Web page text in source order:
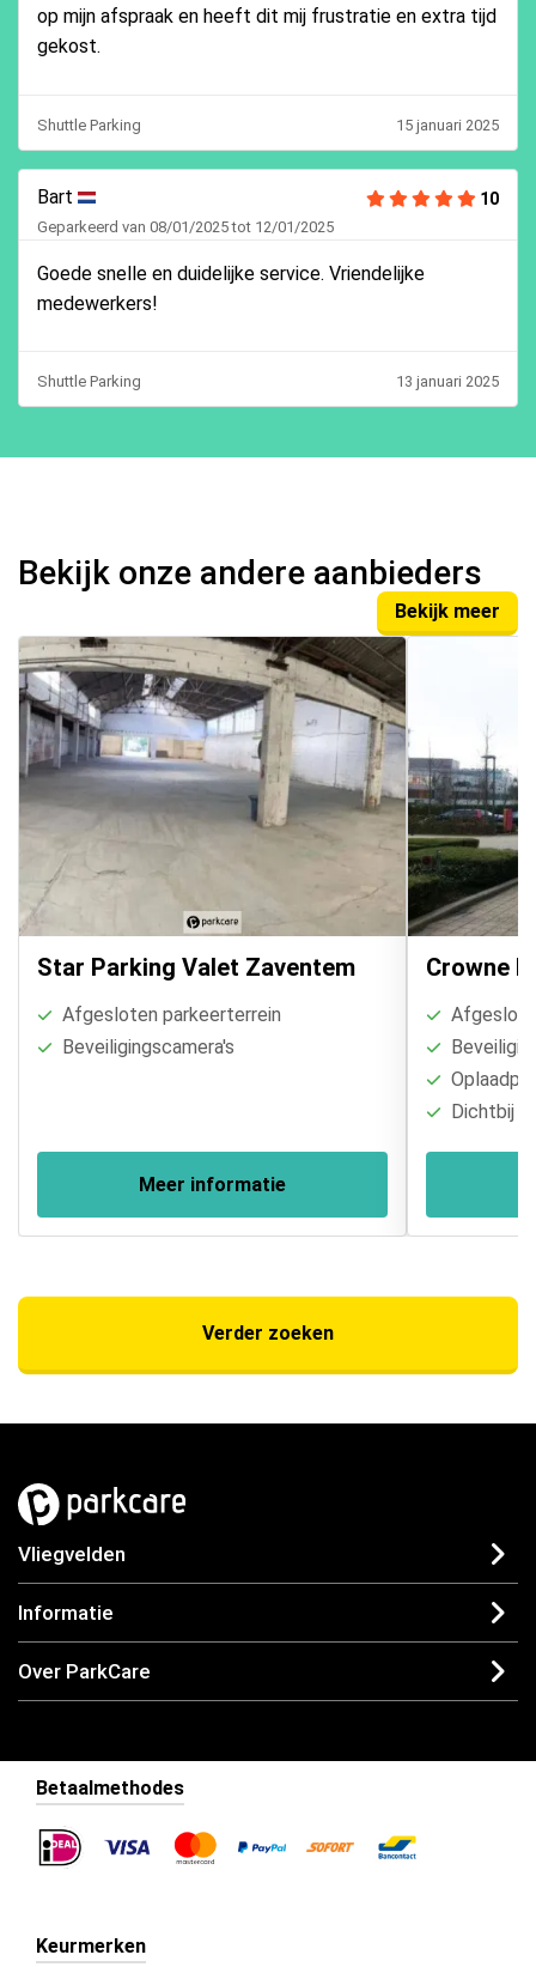
op mijn afspraak en heeft dit mij frustratie en extra tijd
gekost.
Shuttle Parking 15 januari 2025
Bart 10
Geparkeerd van 08/01/2025 tot 12/01/2025
Goede snelle en duidelijke service. Vriendelijke
medewerkers!
Shuttle Parking 13 januari 2025
Bekijk onze andere aanbieders
Bekijk meer
Star Parking Valet Zaventem
Afgesloten parkeerterrein
Beveiligingscamera's
Meer informatie
Crowne
Dichtbij
Verder zoeken
Vliegvelden
Informatie
Over ParkCare
Betaalmethodes
Keurmerken